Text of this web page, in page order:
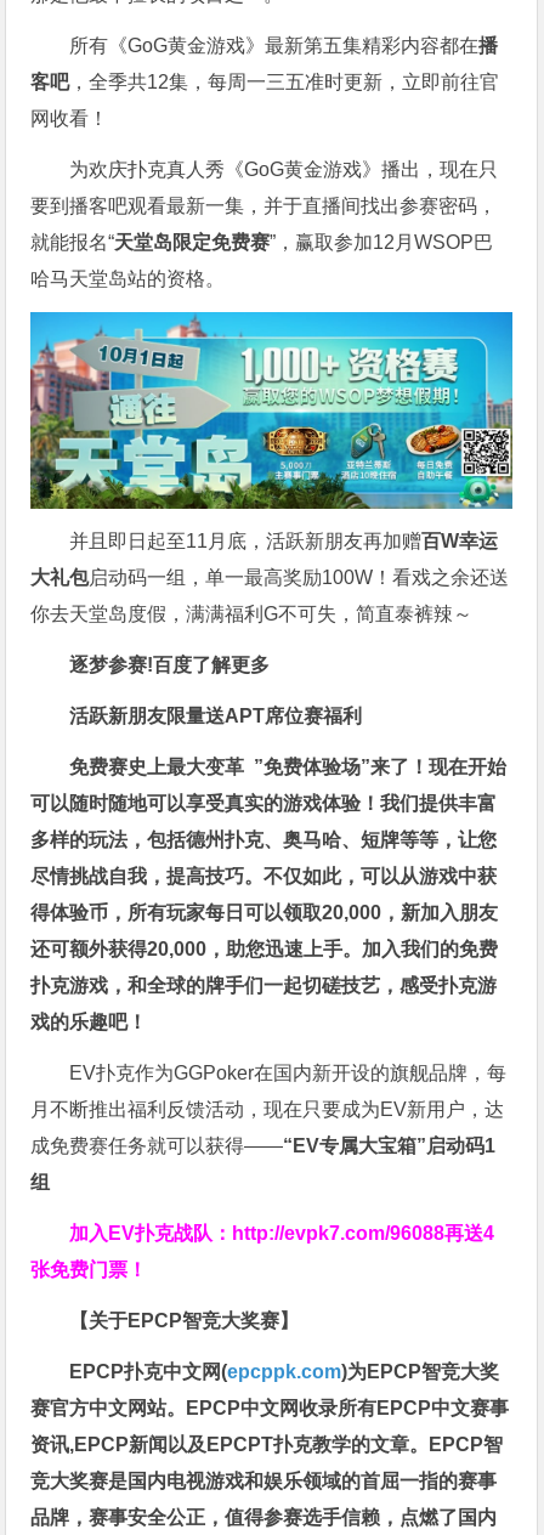
所有《GoG黄金游戏》最新第五集精彩内容都在播
客吧，全季共12集，每周一三五准时更新，立即前往官
网收看！
为欢庆扑克真人秀《GoG黄金游戏》播出，现在只
要到播客吧观看最新一集，并于直播间找出参赛密码，
就能报名“天堂岛限定免费赛”，赢取参加12月WSOP巴
哈马天堂岛站的资格。
并且即日起至11月底，活跃新朋友再加赠百W幸运
大礼包启动码一组，单一最高奖励100W！看戏之余还送
你去天堂岛度假，满满福利G不可失，简直泰裤辣～
逐梦参赛!百度了解更多
活跃新朋友限量送APT席位赛福利
免费赛史上最大变革 ”免费体验场”来了！现在开始
可以随时随地可以享受真实的游戏体验！我们提供丰富
多样的玩法，包括德州扑克、奥马哈、短牌等等，让您
尽情挑战自我，提高技巧。不仅如此，可以从游戏中获
得体验币，所有玩家每日可以领取20,000，新加入朋友
还可额外获得20,000，助您迅速上手。 加入我们的免费
扑克游戏，和全球的牌手们一起切磋技艺，感受扑克游
戏的乐趣吧！
EV扑克作为GGPoker在国内新开设的旗舰品牌，每
月不断推出福利反馈活动，现在只要成为EV新用户，达
成免费赛任务就可以获得——“EV专属大宝箱”启动码1
组
加入EV扑克战队： http://evpk7.com/96088再送4
张免费门票！
【关于EPCP智竞大奖赛】
EPCP扑克中文网(epcppk.com)为EPCP智竞大奖
赛官方中文网站。EPCP中文网收录所有EPCP中文赛事
资讯,EPCP新闻以及EPCPT扑克教学的文章。EPCP智
竞大奖赛是国内电视游戏和娱乐领域的首屈一指的赛事
品牌，赛事安全公正，值得参赛选手信赖，点燃了国内